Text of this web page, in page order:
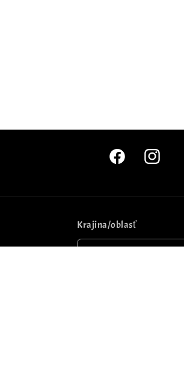
FacebookInstagram
Krajina/oblasť